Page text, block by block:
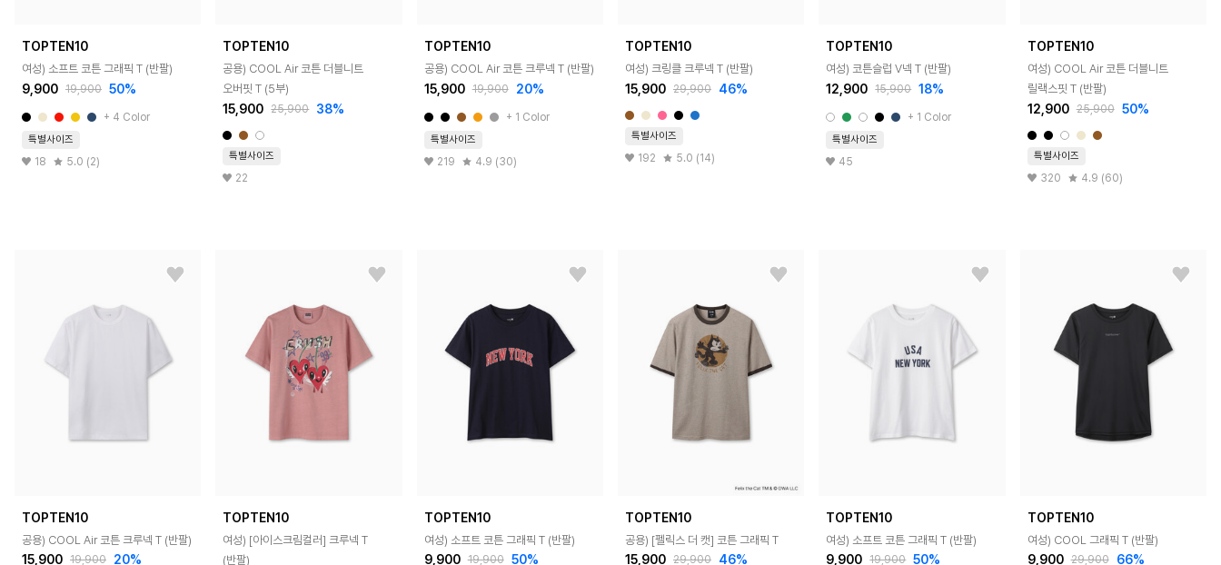
TOPTEN10
여성) 소프트 코튼 그래픽 T (반팔)
9,900 19,900 50%
+ 4 Color
특별사이즈
18 5.0 (2)
TOPTEN10
공용) COOL Air 코튼 더블니트
오버핏 T (5부)
15,900 25,900 38%
특별사이즈
22
TOPTEN10
공용) COOL Air 코튼 크루넥 T (반팔)
15,900 19,900 20%
+ 1 Color
특별사이즈
219 4.9 (30)
TOPTEN10
여성) 크링클 크루넥 T (반팔)
15,900 29,900 46%
특별사이즈
192 5.0 (14)
TOPTEN10
여성) 코튼슬럽 V넥 T (반팔)
12,900 15,900 18%
+ 1 Color
특별사이즈
45
TOPTEN10
여성) COOL Air 코튼 더블니트
릴랙스핏 T (반팔)
12,900 25,900 50%
특별사이즈
320 4.9 (60)
TOPTEN10
공용) COOL Air 코튼 크루넥 T (반팔)
15,900 19,900 20%
TOPTEN10
여성) [아이스크림컬러] 크루넥 T
(반팔)
TOPTEN10
여성) 소프트 코튼 그래픽 T (반팔)
9,900 19,900 50%
TOPTEN10
공용) [펠릭스 더 캣] 코튼 그래픽 T
15,900 29,900 46%
TOPTEN10
여성) 소프트 코튼 그래픽 T (반팔)
9,900 19,900 50%
TOPTEN10
여성) COOL 그래픽 T (반팔)
9,900 29,900 66%